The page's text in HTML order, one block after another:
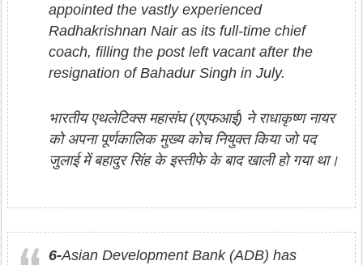
appointed the vastly experienced
Radhakrishnan Nair as its full-time chief
coach, filling the post left vacant after the
resignation of Bahadur Singh in July.
भारतीय एथलेटिक्स महासंघ (एएफआई) ने राधाकृष्ण नायर
को अपना पूर्णकालिक मुख्य कोच नियुक्त किया जो पद
जुलाई में बहादुर सिंह के इस्तीफे के बाद खाली हो गया था।
6-Asian Development Bank (ADB) has